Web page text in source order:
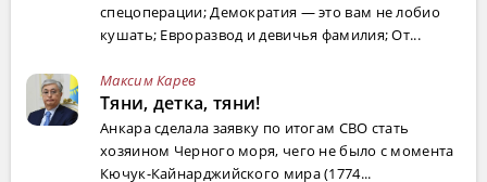
спецоперации; Демократия — это вам не лобио
кушать; Евроразвод и девичья фамилия; От...
Максим Карев
Тяни, детка, тяни!
Анкара сделала заявку по итогам СВО стать
хозяином Черного моря, чего не было с момента
Кючук-Кайнарджийского мира (1774...